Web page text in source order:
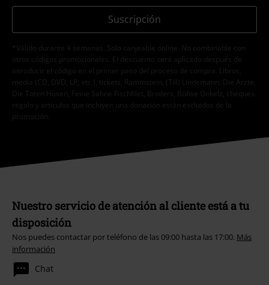
Suscripción
*Válido durante 4 semanas. Solo canjeable online. No combinable con
otros códigos promocionales. El descuento será aplicado después de
introducir el código en el primer paso del proceso de compra. Libros,
media (CD, DVD, LP, etc.), tickets, Rammstein, (Till) Lindemann, Die Ärzte,
Die Toten Hosen, Feine Sahne Fischfilet, Broilers, Böhse Onkelz, cheques-
regalo y artículos que incluyen una donación están excluidos de la
promoción.
Nuestro servicio de atención al cliente está a tu
disposición
Nos puedes contactar por teléfono de las 09:00 hasta las 17:00. Más
información
Chat